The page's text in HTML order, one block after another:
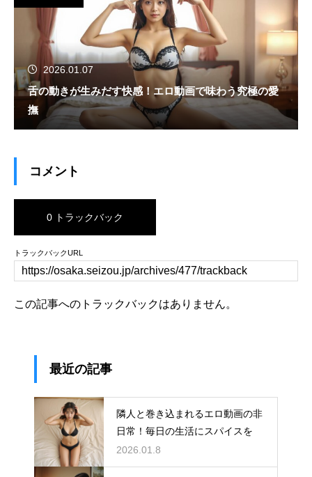
2026.01.07
舌の動きが生みだす快感！エロ動画で味わう究極の愛
撫
コメント
0 トラックバック
トラックバックURL
この記事へのトラックバックはありません。
最近の記事
隣人と巻き込まれるエロ動画の非
日常！毎日の生活にスパイスを
2026.01.8